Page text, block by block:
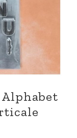
Alphabet